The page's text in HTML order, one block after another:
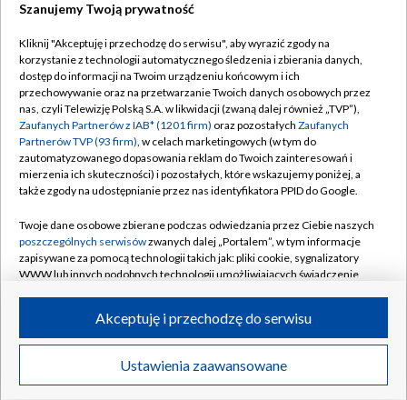
TVP
Abonament TVP
Emisja w TVP
Centrum informacji TVP
Naziemna Telewizja Cyfrowa
Rada Programowa
System NOS
Informacje o nadawcy
Program dla prasy
Ogłoszenie przetargowe
Regulamin TVP
Polityka prywatności
Moje zgody
Pomoc
Kontakt
Kanały
©2026 Telewizja Polska S.A. w likwidacji
Szanujemy Twoją prywatność
Kliknij "Akceptuję i przechodzę do serwisu", aby wyrazić zgody na
korzystanie z technologii automatycznego śledzenia i zbierania danych,
dostęp do informacji na Twoim urządzeniu końcowym i ich
przechowywanie oraz na przetwarzanie Twoich danych osobowych przez
nas, czyli Telewizję Polską S.A. w likwidacji (zwaną dalej również „TVP”),
Zaufanych Partnerów z IAB* (1201 firm) oraz pozostałych Zaufanych
Partnerów TVP (93 firm), w celach marketingowych (w tym do
zautomatyzowanego dopasowania reklam do Twoich zainteresowań i
mierzenia ich skuteczności) i pozostałych, które wskazujemy poniżej, a
także zgody na udostępnianie przez nas identyfikatora PPID do Google.
Twoje dane osobowe zbierane podczas odwiedzania przez Ciebie naszych
poszczególnych serwisówzwanych dalej „Portalem”, w tym informacje
zapisywane za pomocą technologii takich jak: pliki cookie, sygnalizatory
WWW lub innych podobnych technologii umożliwiających świadczenie
ruchu w Internecie.
Twoje dane osobowe zbierane podczas odwiedzania przez Ciebie
poszczególnych serwisówna Portalu, takie jak adresy IP, identyfikatory
Ustawienia zaawansowane
Akceptuję i przechodzę do serwisu